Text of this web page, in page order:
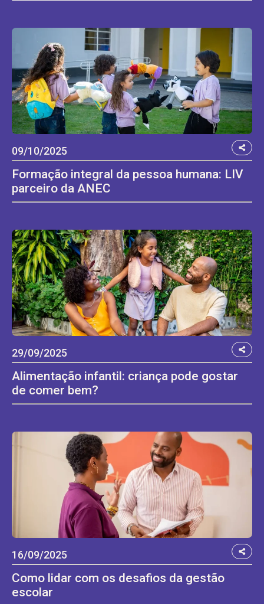
09/10/2025
Formação integral da pessoa humana: LIV
parceiro da ANEC
29/09/2025
Alimentação infantil: criança pode gostar
de comer bem?
16/09/2025
Como lidar com os desafios da gestão
escolar